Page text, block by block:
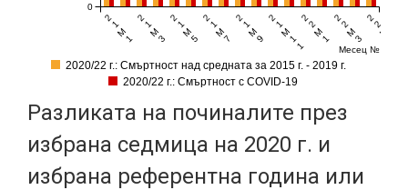
Месец №
2
1
M
1
2
1
M
3
2
1
M
5
2
1
M
7
2
1
M
9
2
1
M
1
1
2
2
M
1
2
2
M
3
2
2
M
0
2020/22 г.: Смъртност над средната за 2015 г. - 2019 г.
2020/22 г.: Смъртност с COVID-19
Разликата на починалите през
избрана седмица на 2020 г. и
избрана референтна година или